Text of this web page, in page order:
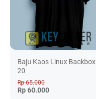
Baju Kaos Linux Backbox
20
Rp 65.000
Rp 60.000